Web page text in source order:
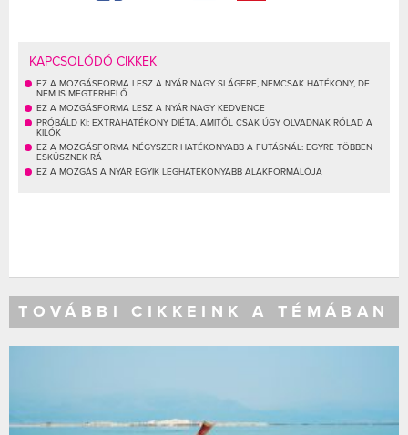
KAPCSOLÓDÓ CIKKEK
EZ A MOZGÁSFORMA LESZ A NYÁR NAGY SLÁGERE, NEMCSAK HATÉKONY, DE
NEM IS MEGTERHELŐ
EZ A MOZGÁSFORMA LESZ A NYÁR NAGY KEDVENCE
PRÓBÁLD KI: EXTRAHATÉKONY DIÉTA, AMITŐL CSAK ÚGY OLVADNAK RÓLAD A
KILÓK
EZ A MOZGÁSFORMA NÉGYSZER HATÉKONYABB A FUTÁSNÁL: EGYRE TÖBBEN
ESKÜSZNEK RÁ
EZ A MOZGÁS A NYÁR EGYIK LEGHATÉKONYABB ALAKFORMÁLÓJA
TOVÁBBI CIKKEINK A TÉMÁBAN